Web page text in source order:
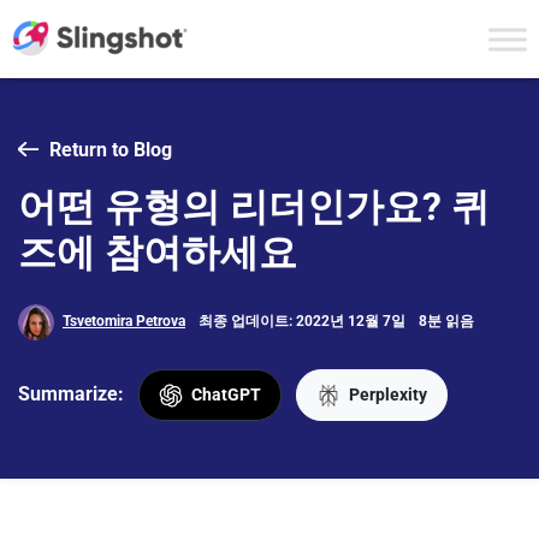
Return to Blog
어떤 유형의 리더인가요? 퀴
즈에 참여하세요
Tsvetomira Petrova 최종 업데이트: 2022년 12월 7일 8분 읽음
Summarize: ChatGPT Perplexity